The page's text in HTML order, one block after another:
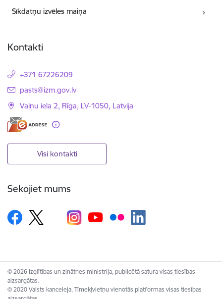
Sīkdatņu izvēles maiņa
Kontakti
+371 67226209
E-pasts:
pasts@izm.gov.lv
Vaļņu iela 2, Rīga, LV-1050, Latvija
Visi kontakti
Sekojiet mums
© 2026 Izglītības un zinātnes ministrija, publicētā satura visas tiesības
aizsargātas.
© 2020 Valsts kanceleja, Tīmekļvietņu vienotās platformas visas tiesības